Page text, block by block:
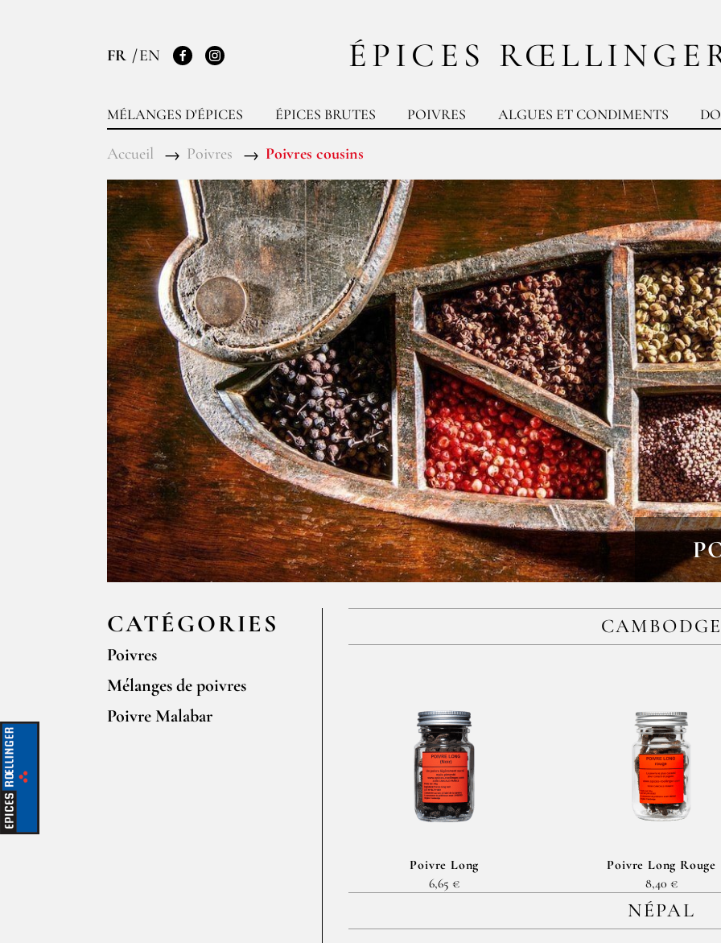
ÉPICES
FR EN
FacebookInstagram
MÉLANGES D'ÉPICES ÉPICES BRUTES POIVRES ALGUES ET CONDIMENTS
Accueil Poivres Poivres cousins
Poivre Long
6,65 €
Poivre Long Rouge
8,40 €
NÉPAL
CATÉGORIES
Poivres
Mélanges de poivres
Poivre Malabar